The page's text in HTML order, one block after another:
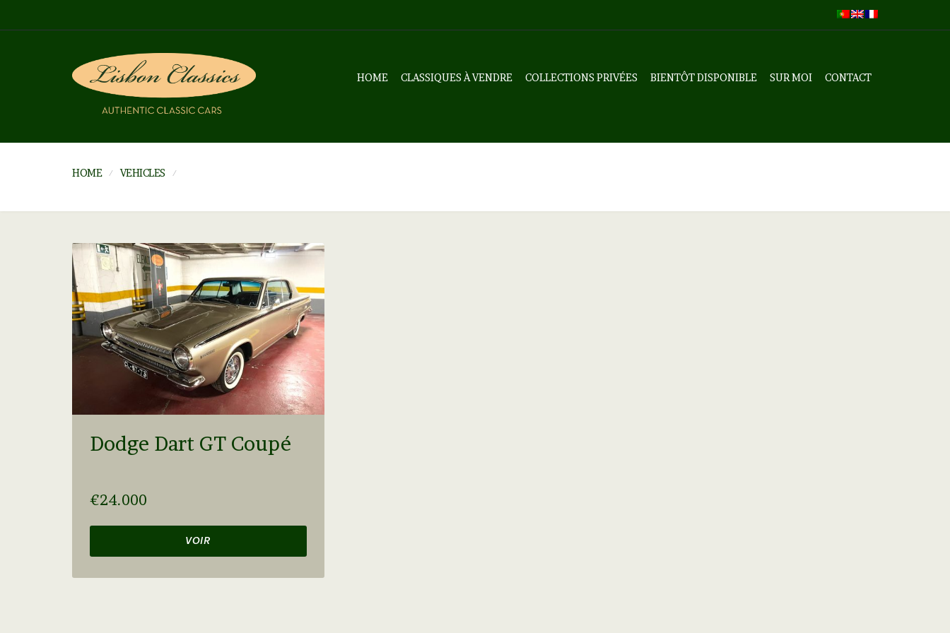
HOME CLASSIQUES À VENDRE COLLECTIONS PRIVÉES BIENTÔT DISPONIBLE SUR MOI CONTACT
HOME VEHICLES
Dodge Dart GT Coupé
€24.000
VOIR